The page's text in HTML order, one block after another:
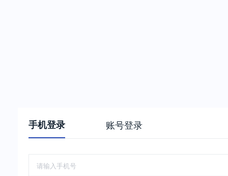
手机登录 账号登录